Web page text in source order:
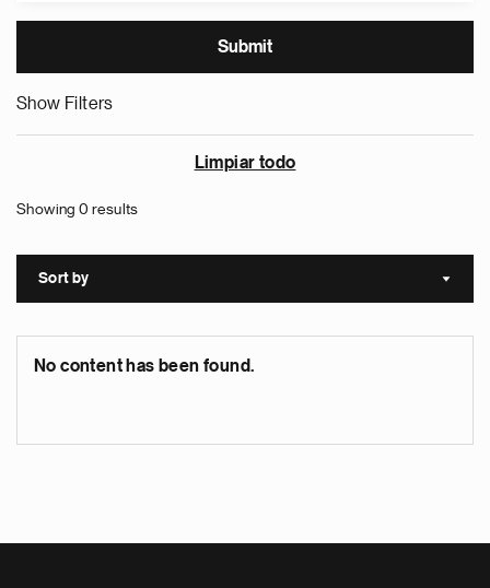
Show Filters
Limpiar todo
Showing 0 results
Sort by Sort
No content has been found.